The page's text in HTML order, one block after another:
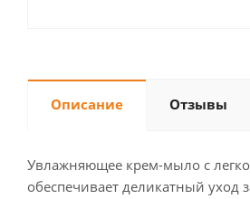
Описание Отзывы
Увлажняющее крем-мыло с
обеспечивает деликатный уход